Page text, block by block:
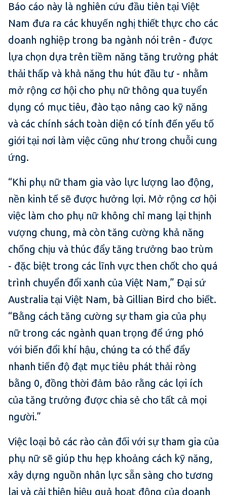
Báo cáo này là nghiên cứu đầu tiên tại Việt
Nam đưa ra các khuyến nghị thiết thực cho các
doanh nghiệp trong ba ngành nói trên - được
lựa chọn dựa trên tiềm năng tăng trưởng phát
thải thấp và khả năng thu hút đầu tư - nhằm
mở rộng cơ hội cho phụ nữ thông qua tuyển
dụng có mục tiêu, đào tạo nâng cao kỹ năng
và các chính sách toàn diện có tính đến yếu tố
giới tại nơi làm việc cũng như trong chuỗi cung
ứng.
“Khi phụ nữ tham gia vào lực lượng lao động,
nền kinh tế sẽ được hưởng lợi. Mở rộng cơ hội
việc làm cho phụ nữ không chỉ mang lại thịnh
vượng chung, mà còn tăng cường khả năng
chống chịu và thúc đẩy tăng trưởng bao trùm
- đặc biệt trong các lĩnh vực then chốt cho quá
trình chuyển đổi xanh của Việt Nam,” Đại sứ
Australia tại Việt Nam, bà Gillian Bird cho biết.
“Bằng cách tăng cường sự tham gia của phụ
nữ trong các ngành quan trọng để ứng phó
với biến đổi khí hậu, chúng ta có thể đẩy
nhanh tiến độ đạt mục tiêu phát thải ròng
bằng 0, đồng thời đảm bảo rằng các lợi ích
của tăng trưởng được chia sẻ cho tất cả mọi
người.”
Việc loại bỏ các rào cản đối với sự tham gia của
phụ nữ sẽ giúp thu hẹp khoảng cách kỹ năng,
xây dựng nguồn nhân lực sẵn sàng cho tương
lai và cải thiện hiệu quả hoạt động của doanh